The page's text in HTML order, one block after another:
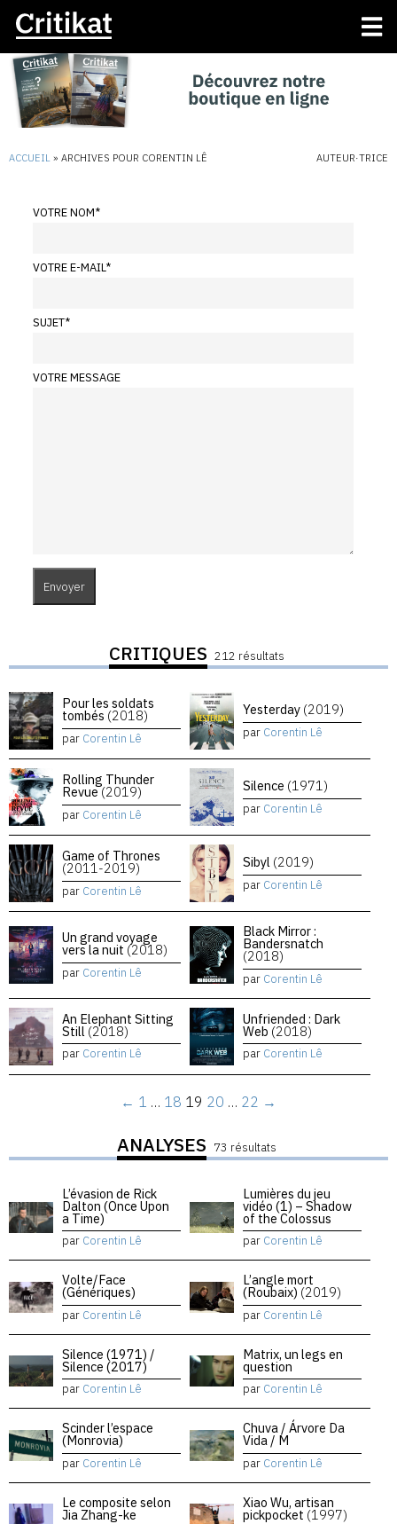
ACCUEIL » ARCHIVES POUR CORENTIN LÊ AUTEUR·TRICE
VOTRE NOM*
VOTRE E-MAIL*
SUJET*
VOTRE MESSAGE
CRITIQUES 212 résultats
Pour les soldats
tombés (2018)
par Corentin Lê
Yesterday (2019)
par Corentin Lê
Rolling Thunder
Revue(2019)
par Corentin Lê
Silence (1971)
par Corentin Lê
Game of Thrones
(2011-2019)
par Corentin Lê
Sibyl (2019)
par Corentin Lê
Un grand voyage
vers la nuit (2018)
par Corentin Lê
Black Mirror :
Bandersnatch
(2018)
par Corentin Lê
An Elephant Sitting
Still (2018)
par Corentin Lê
Unfriended : Dark
Web (2018)
par Corentin Lê
← 1 … 18 19 20 … 22 →
ANALYSES 73 résultats
L’évasion de Rick
Dalton (Once Upon
a Time)
par Corentin Lê
Lumières du jeu
vidéo (1) – Shadow
of the Colossus
par Corentin Lê
Volte/Face
(Génériques)
par Corentin Lê
L’angle mort
(Roubaix) (2019)
par Corentin Lê
Silence (1971) /
Silence (2017)
par Corentin Lê
Matrix, un legs en
question
par Corentin Lê
Scinder l’espace
(Monrovia)
par Corentin Lê
Chuva / Árvore Da
Vida / M
par Corentin Lê
Le composite selon
Jia Zhang-ke
Xiao Wu, artisan
pickpocket (1997)